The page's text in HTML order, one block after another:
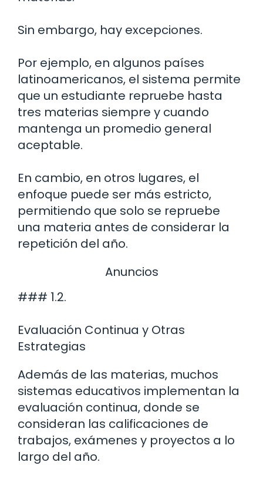
Sin embargo, hay excepciones.
Por ejemplo, en algunos países
latinoamericanos, el sistema permite
que un estudiante repruebe hasta
tres materias siempre y cuando
mantenga un promedio general
aceptable.
En cambio, en otros lugares, el
enfoque puede ser más estricto,
permitiendo que solo se repruebe
una materia antes de considerar la
repetición del año.
Anuncios
### 1.2.
Evaluación Continua y Otras
Estrategias
Además de las materias, muchos
sistemas educativos implementan la
evaluación continua, donde se
consideran las calificaciones de
trabajos, exámenes y proyectos a lo
largo del año.